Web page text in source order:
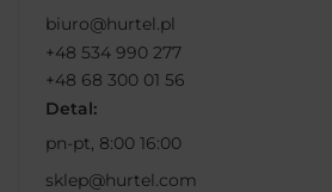
biuro@hurtel.pl
+48 534 990 277
+48 68 300 01 56
Detal:
pn-pt, 8:00 16:00
sklep@hurtel.com